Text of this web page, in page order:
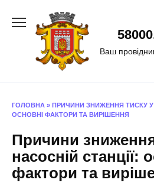
Ваш
ГОЛОВНА » ПРИЧИНИ ЗНИЖЕННЯ ТИСКУ У
ОСНОВНІ ФАКТОРИ ТА ВИРІШЕННЯ
Причини
насосній станції:
фактори та